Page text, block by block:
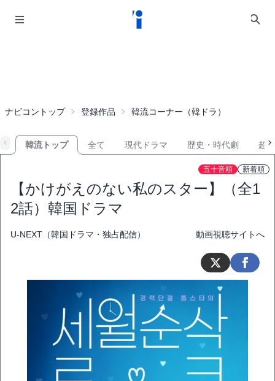
ナビコントップ 登録作品 韓流コーナー（韓ドラ）
韓流トップ 全て 現代ドラマ 歴史・時代劇 超
五十音順 新着順
【かけがえのない私のスター】（全1
2話）韓国ドラマ
U-NEXT（韓国ドラマ・独占配信） 動画視聴サイトへ